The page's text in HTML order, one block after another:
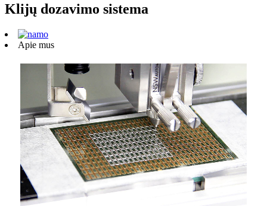
Klijų dozavimo sistema
Apie mus